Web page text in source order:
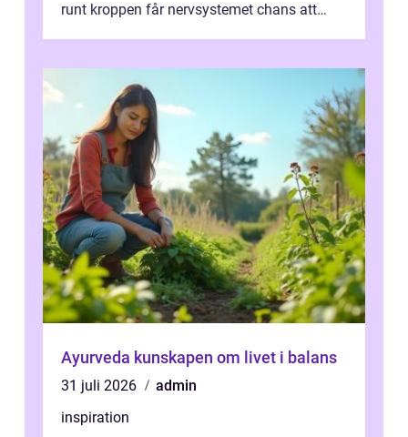
runt kroppen får nervsystemet chans att
Ayurveda kunskapen om livet i balans
31 juli 2026
admin
inspiration